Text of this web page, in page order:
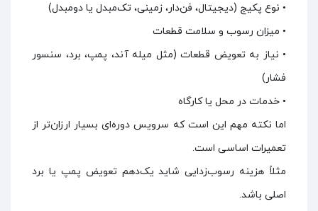
• نوع پکیج (دیجیتال، فن‌دار، زمینی، تک‌مبدل یا دومبدل)
• میزان رسوب و سلامت قطعات
• نیاز به تعویض قطعات (مثل میله آند، پمپ، برد، سنسور
فشار)
• خدمات در محل یا کارگاه
اما نکته مهم این است که سرویس دوره‌ای بسیار ارزان‌تر از
تعمیرات اساسی است.
مثلاً هزینه رسوب‌زدایی شاید یک‌دهم تعویض پمپ یا برد
اصلی باشد.